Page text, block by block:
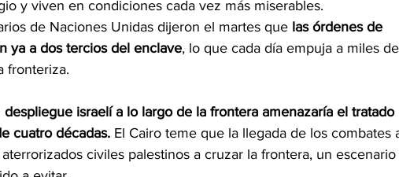
y viven en condiciones cada vez más miserables.
de Naciones Unidas dijeron el martes que las órdenes de
ya a dos tercios del enclave, lo que cada día empuja a miles de
fronteriza.
despliegue israelí a lo largo de la frontera amenazaría el tratado
cuatro décadas. El Cairo teme que la llegada de los combates
civiles palestinos a cruzar la frontera, un escenario